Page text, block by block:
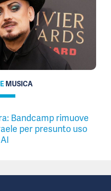
MUSICA
Bandcamp rimuove
per presunto uso